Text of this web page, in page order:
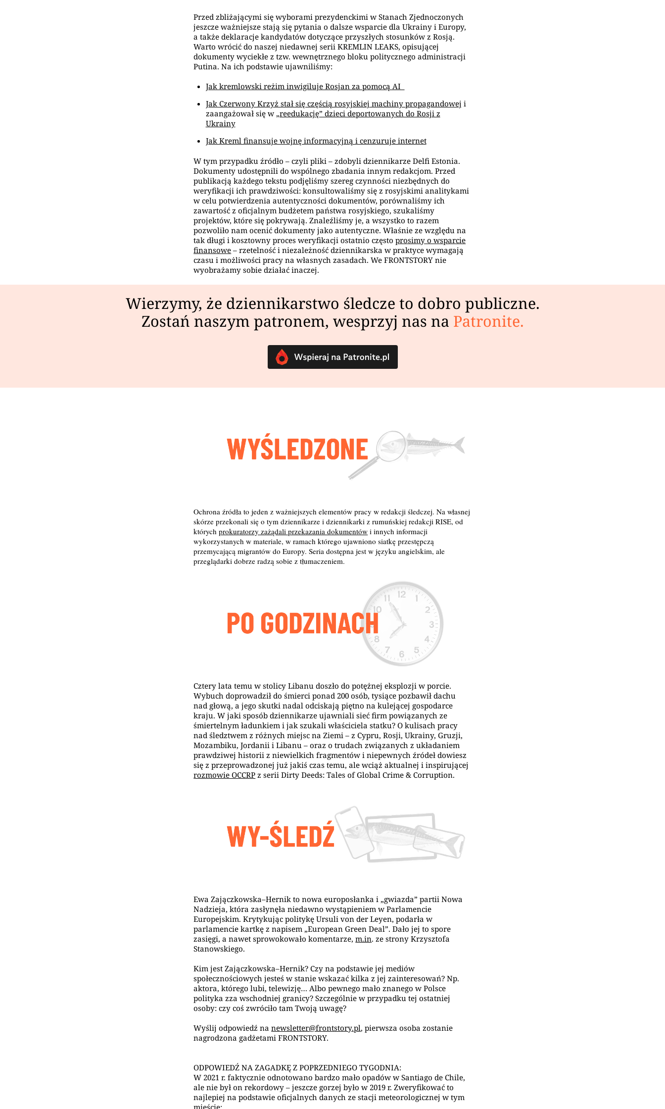
Przed zbliżającymi się wyborami prezydenckimi w Stanach Zjednoczonych
jeszcze ważniejsze stają się pytania o dalsze wsparcie dla Ukrainy i Europy,
a także deklaracje kandydatów dotyczące przyszłych stosunków z Rosją.
Warto wrócić do naszej niedawnej serii KREMLIN LEAKS, opisującej
dokumenty wyciekłe z tzw. wewnętrznego bloku politycznego administracji
Putina. Na ich podstawie ujawniliśmy:
Jak kremlowski reżim inwigiluje Rosjan za pomocą AI
Jak Czerwony Krzyż stał się częścią rosyjskiej machiny propagandowej i
zaangażował się w „reedukację” dzieci deportowanych do Rosji z
Ukrainy
Jak Kreml finansuje wojnę informacyjną i cenzuruje internet
W tym przypadku źródło – czyli pliki – zdobyli dziennikarze Delfi Estonia.
Dokumenty udostępnili do wspólnego zbadania innym redakcjom. Przed
publikacją każdego tekstu podjęliśmy szereg czynności niezbędnych do
weryfikacji ich prawdziwości: konsultowaliśmy się z rosyjskimi analitykami
w celu potwierdzenia autentyczności dokumentów, porównaliśmy ich
zawartość z oficjalnym budżetem państwa rosyjskiego, szukaliśmy
projektów, które się pokrywają. Znaleźliśmy je, a wszystko to razem
pozwoliło nam ocenić dokumenty jako autentyczne. Właśnie ze względu na
tak długi i kosztowny proces weryfikacji ostatnio częstoprosimy o wsparcie
finansowe – rzetelność i niezależność dziennikarska w praktyce wymagają
czasu i możliwości pracy na własnych zasadach. We FRONTSTORY nie
wyobrażamy sobie działać inaczej.
Wierzymy, że dziennikarstwo śledcze to dobro publiczne.
Zostań naszym patronem, wesprzyj nas na Patronite.
Ochrona źródła to jeden z ważniejszych elementów pracy w redakcji śledczej. Na własnej
skórze przekonali się o tym dziennikarze i dziennikarki z rumuńskiej redakcji RISE, od
którychprokuratorzy zażądali przekazania dokumentów i innych informacji
wykorzystanych w materiale, w ramach którego ujawniono siatkę przestępczą
przemycającą migrantów do Europy. Seria dostępna jest w języku angielskim, ale
przeglądarki dobrze radzą sobie z tłumaczeniem.
Cztery lata temu w stolicy Libanu doszło do potężnej eksplozji w porcie.
Wybuch doprowadził do śmierci ponad 200 osób, tysiące pozbawił dachu
nad głową, a jego skutki nadal odciskają piętno na kulejącej gospodarce
kraju. W jaki sposób dziennikarze ujawniali sieć firm powiązanych ze
śmiertelnym ładunkiem i jak szukali właściciela statku? O kulisach pracy
nad śledztwem z różnych miejsc na Ziemi – z Cypru, Rosji, Ukrainy, Gruzji,
Mozambiku, Jordanii i Libanu – oraz o trudach związanych z układaniem
prawdziwej historii z niewielkich fragmentów i niepewnych źródeł dowiesz
się z przeprowadzonej już jakiś czas temu, ale wciąż aktualnej i inspirującej
rozmowie OCCRP z serii Dirty Deeds: Tales of Global Crime & Corruption.
Ewa Zajączkowska–Hernik to nowa europosłanka i „gwiazda” partii Nowa
Nadzieja, która zasłynęła niedawno wystąpieniem w Parlamencie
Europejskim. Krytykując politykę Ursuli von der Leyen, podarła w
parlamencie kartkę z napisem „European Green Deal”. Dało jej to spore
zasięgi, a nawet sprowokowało komentarze,m.in. ze strony Krzysztofa
Stanowskiego.
Kim jest Zajączkowska–Hernik? Czy na podstawie jej mediów
społecznościowych jesteś w stanie wskazać kilka z jej zainteresowań? Np.
aktora, którego lubi, telewizję… Albo pewnego mało znanego w Polsce
polityka zza wschodniej granicy? Szczególnie w przypadku tej ostatniej
osoby: czy coś zwróciło tam Twoją uwagę?
Wyślij odpowiedź nanewsletter@frontstory.pl, pierwsza osoba zostanie
nagrodzona gadżetami FRONTSTORY.
ODPOWIEDŹ NA ZAGADKĘ Z POPRZEDNIEGO TYGODNIA:
W 2021 r. faktycznie odnotowano bardzo mało opadów w Santiago de Chile,
ale nie był on rekordowy – jeszcze gorzej było w 2019 r. Zweryfikować to
najlepiej na podstawie oficjalnych danych ze stacji meteorologicznej w tym
mieście: